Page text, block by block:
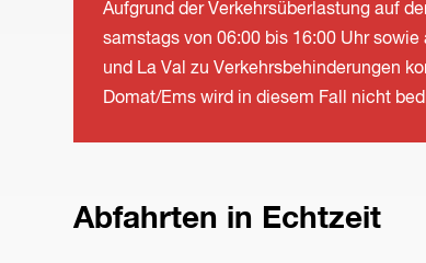
Aufgrund der Verkehrsüberlastung auf
samstags von 06:00 bis 16:00 Uhr
und La Val zu Verkehrsbehinderungen
Domat/Ems wird in diesem Fall nicht
Abfahrten in Echtzeit